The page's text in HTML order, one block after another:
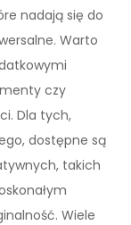
nadają się do
Warto
czy
Dla tych,
dostępne są
takich
Wiele